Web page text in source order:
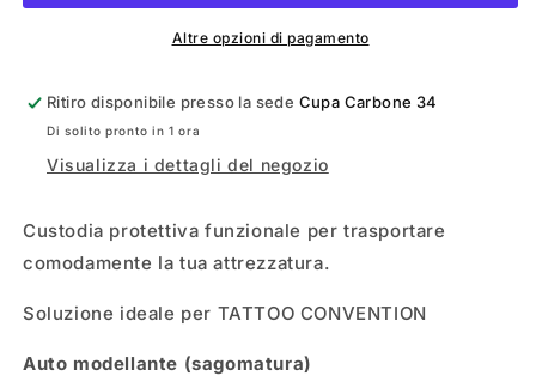
Altre opzioni di pagamento
Ritiro disponibile presso la sede Cupa Carbone 34
Di solito pronto in 1 ora
Visualizza i dettagli del negozio
Custodia protettiva funzionale per trasportare
comodamente la tua attrezzatura.
Soluzione ideale per TATTOO CONVENTION
Auto modellante (sagomatura)